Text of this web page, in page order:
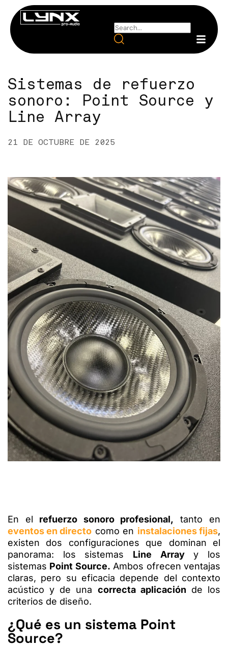
Sistemas de refuerzo
sonoro: Point Source y
Line Array
21 DE OCTUBRE DE 2025
En el refuerzo sonoro profesional, tanto en
eventos en directo como en instalaciones fijas,
existen dos configuraciones que dominan el
panorama: los sistemas Line Arrayy los
sistemas Point Source. Ambos ofrecen ventajas
claras, pero su eficacia depende del contexto
acústico y de una correcta aplicación de los
criterios de diseño.
¿Qué es un sistema Point
Source?